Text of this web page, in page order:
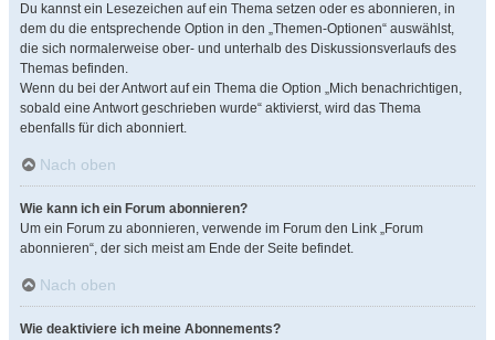
Du kannst ein Lesezeichen auf ein Thema setzen oder es abonnieren, in
dem du die entsprechende Option in den „Themen-Optionen“ auswählst,
die sich normalerweise ober- und unterhalb des Diskussionsverlaufs des
Themas befinden.
Wenn du bei der Antwort auf ein Thema die Option „Mich benachrichtigen,
sobald eine Antwort geschrieben wurde“ aktivierst, wird das Thema
ebenfalls für dich abonniert.
Nach oben
Wie kann ich ein Forum abonnieren?
Um ein Forum zu abonnieren, verwende im Forum den Link „Forum
abonnieren“, der sich meist am Ende der Seite befindet.
Nach oben
Wie deaktiviere ich meine Abonnements?